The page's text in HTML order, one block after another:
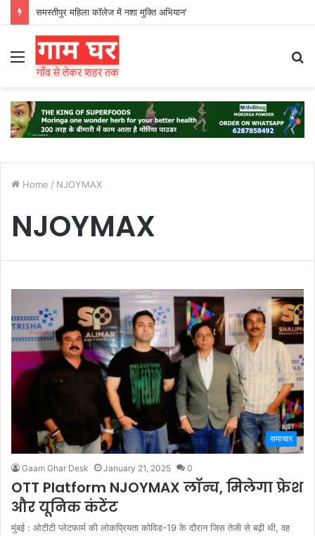
समस्तीपुर महिला कॉलेज में नशा मुक्ति अभियान’
Menu
Home / NJOYMAX
NJOYMAX
समाचार
Gaam Ghar Desk January 21, 2025 0
OTT Platform NJOYMAX लॉन्च, मिलेगा फ्रेश
और यूनिक कंटेंट
मुंबई : ओटीटी प्लेटफार्म की लोकप्रियता कोविड-19 के दौरान जिस तेजी से बढ़ी थी, वह